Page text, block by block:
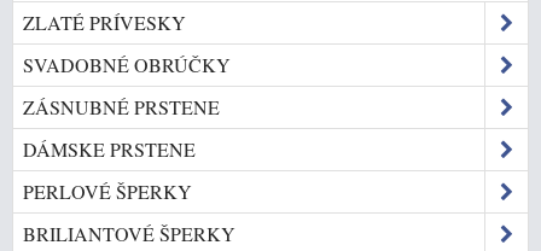
ZLATÉ PRÍVESKY
SVADOBNÉ OBRÚČKY
ZÁSNUBNÉ PRSTENE
DÁMSKE PRSTENE
PERLOVÉ ŠPERKY
BRILIANTOVÉ ŠPERKY